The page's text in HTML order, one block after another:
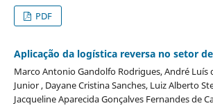
PDF
Aplicação da logística reversa no setor
Marco Antonio Gandolfo Rodrigues, André Luís
Junior , Dayane Cristina Sanches, Luiz Alberto
Jacqueline Aparecida Gonçalves Fernandes de